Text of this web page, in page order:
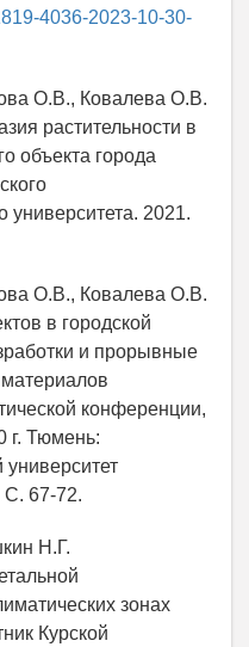
4036-2023-10-30-
О.В., Ковалева О.В.
растительности в
объекта города
университета. 2021.
О.В., Ковалева О.В.
в городской
и прорывные
конференции,
г. Тюмень:
С. 67-72.
Н.Г.
зонах
Курской